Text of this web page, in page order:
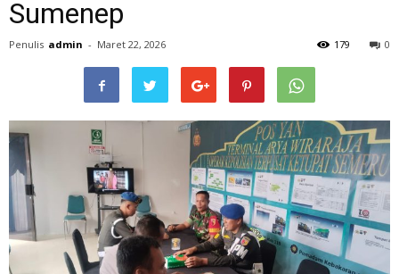
Sumenep
Penulis admin - Maret 22, 2026 0
179